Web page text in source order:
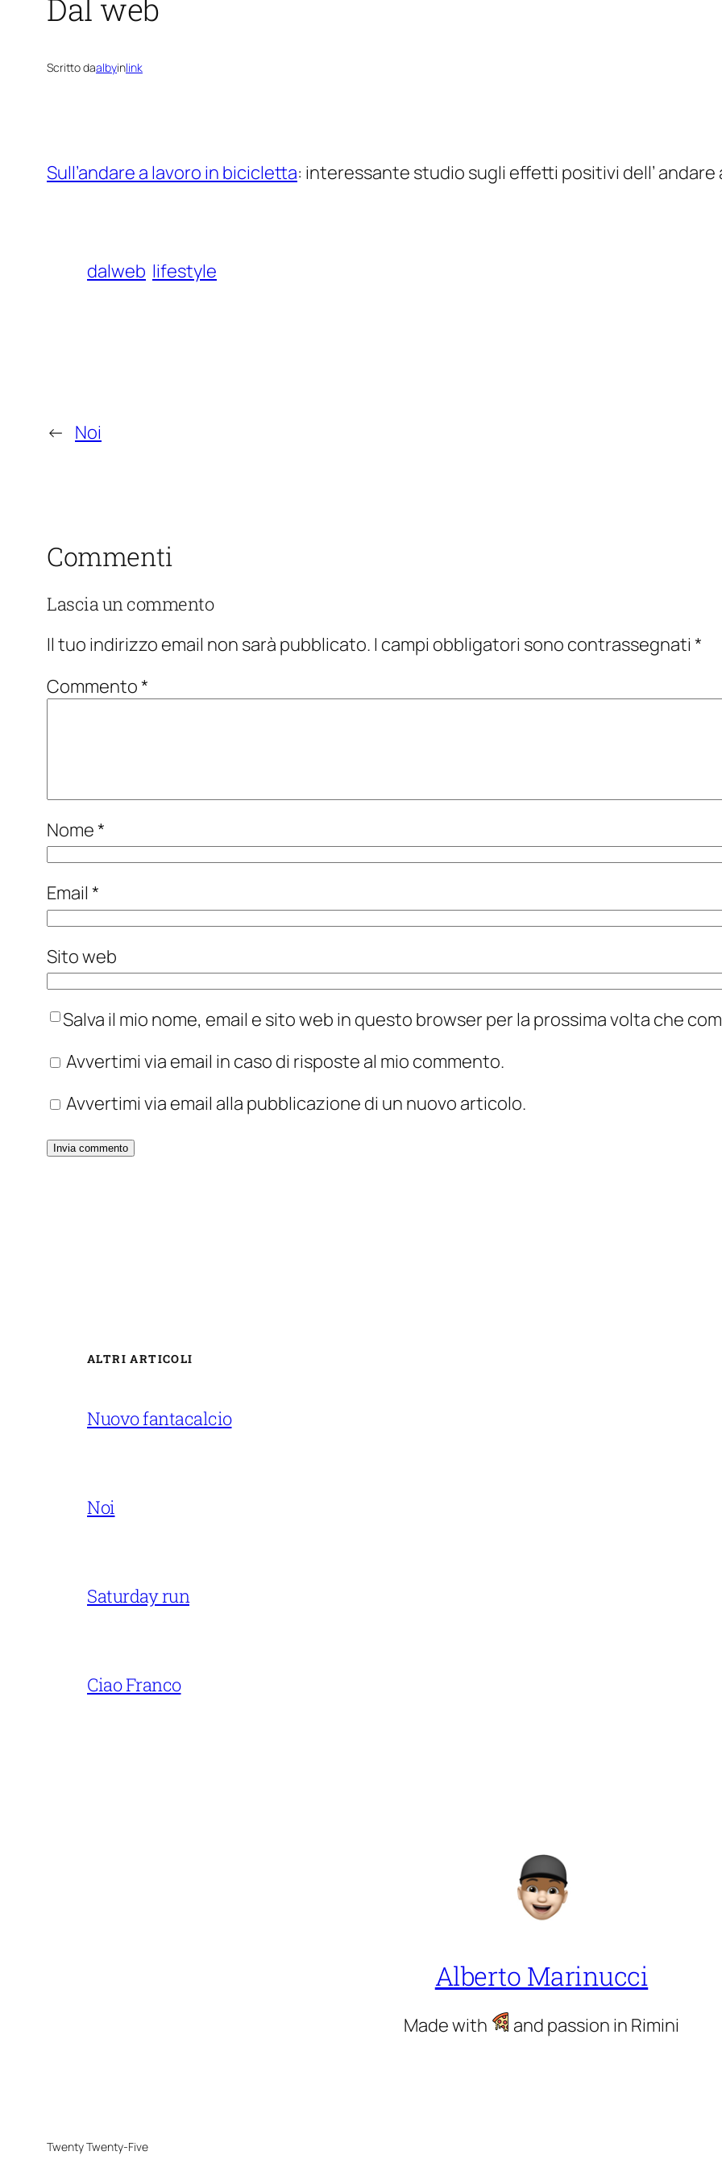
Dal web
Scritto daalbyinlink
Sull’andare a lavoro in bicicletta: interessante studio sugli effetti positivi dell’
dalweb lifestyle
← Noi
Commenti
Lascia un commento
Il tuo indirizzo email non sarà pubblicato. I campi obbligatori sono contrassegnati *
Commento*
Nome*
Email *
Sito web
Salva il mio nome, email e sito web in questo browser per la prossima volta che
Avvertimi via email in caso di risposte al mio commento.
Avvertimi via email alla pubblicazione di un nuovo articolo.
ALTRI ARTICOLI
Nuovo fantacalcio
Noi
Saturday run
Ciao Franco
Alberto Marinucci
Made with and passion in Rimini
Twenty Twenty-Five